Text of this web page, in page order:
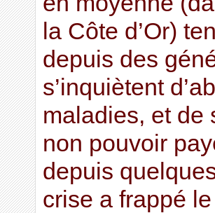
la Côte d’Or)
depuis des
s’inquiètent
maladies, et de
non pouvoir
depuis
crise a frappé